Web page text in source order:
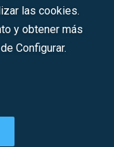
·
las cookies.
y obtener más
Configurar.